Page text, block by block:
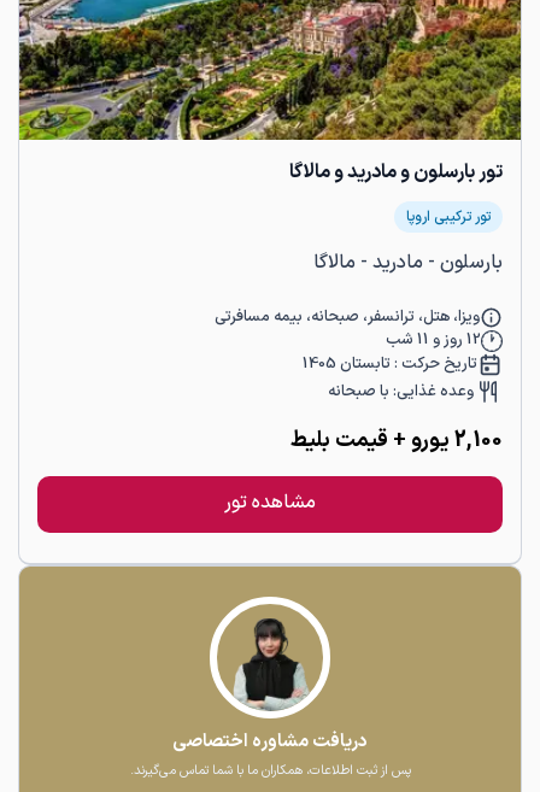
تور بارسلون و مادرید و مالاگا
تور ترکیبی اروپا
بارسلون - مادرید - مالاگا
ویزا، هتل، ترانسفر، صبحانه، بیمه مسافرتی
12 روز و 11 شب
تاریخ حرکت : تابستان 1405
وعده غذایی: با صبحانه
2,100یورو + قیمت بلیط
مشاهده تور
دریافت مشاوره اختصاصی
پس از ثبت اطلاعات، همکاران ما با شما تماس می‌گیرند.